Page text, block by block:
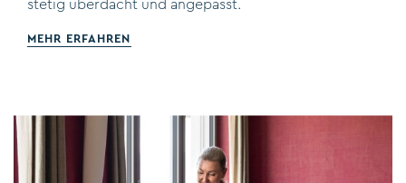
stetig überdacht und angepasst.
MEHR ERFAHREN